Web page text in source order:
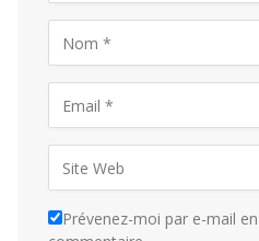
Prévenez-moi par e-mail